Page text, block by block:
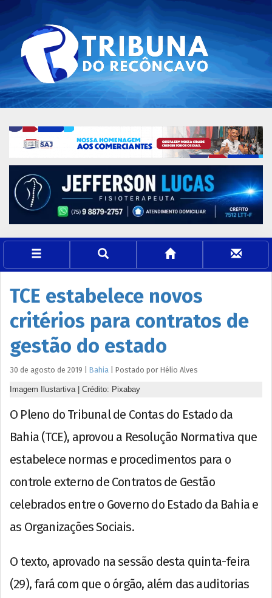
TCE estabelece novos
critérios para contratos de
gestão do estado
30 de agosto de 2019 Bahia Postado por Hélio Alves
Imagem Ilustartiva | Crédito: Pixabay
O Pleno do Tribunal de Contas do Estado da
Bahia (TCE), aprovou a Resolução Normativa que
estabelece normas e procedimentos para o
controle externo de Contratos de Gestão
celebrados entre o Governo do Estado da Bahia e
as Organizações Sociais.
O texto, aprovado na sessão desta quinta-feira
(29), fará com que o órgão, além das auditorias